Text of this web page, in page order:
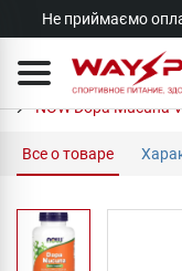
Не приймаємо
NOW Dopa Mucuna
Все о товаре